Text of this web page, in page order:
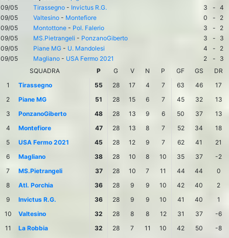
09/05
Tirassegno - Invictus R.G. 3 - 4
09/05
Valtesino - Montefiore 0 -
2
09/05
Montottone - Pol. Falerio 3 -
2
09/05
MS.Pietrangeli - PonzanoGiberto 3 -
3
09/05
Piane MG - U. Mandolesi 4 -
2
09/05
Magliano - USA Fermo 2021 2 -
3
SQUADRA
P G V N P GF GS
DR
1
Tirassegno 55 28 17 4 7 63 46
17
2
Piane MG 51 28 15 6 7 45 32
13
3
PonzanoGiberto 48 28 13 9 6 50 37
13
4
Montefiore 47 28 13 8 7 52 34
18
5
USA Fermo 2021 45 28 12 9 7 62 41
21
6
Magliano 38 28 10 8 10 35 37
-2
7
MS.Pietrangeli 37 28 10 7 11 44 44
0
8
Atl. Porchia 36 28 9 9 10 42 40
2
9
Invictus R.G. 36 28 9 9 10 41 40
1
10
Valtesino 32 28 8 8 12 31 37
-6
11
La Robbia 32 28 7 11 10 42 50
-8